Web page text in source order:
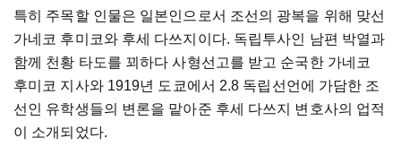
특히 주목할 인물은 일본인으로서 조선의 광복을 위해 맞선
가네코 후미코와 후세 다쓰지이다. 독립투사인 남편 박열과
함께 천황 타도를 꾀하다 사형선고를 받고 순국한 가네코
후미코 지사와 1919년 도쿄에서 2.8 독립선언에 가담한 조
선인 유학생들의 변론을 맡아준 후세 다쓰지 변호사의 업적
이 소개되었다.